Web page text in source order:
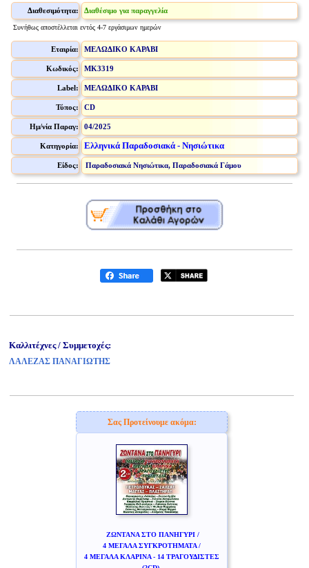
Διαθεσιμότητα: Διαθέσιμο για παραγγελία
Συνήθως αποστέλλεται εντός 4-7 εργάσιμων ημερών
Εταιρία: ΜΕΛΩΔΙΚΟ ΚΑΡΑΒΙ
Κωδικός: MK3319
Label: ΜΕΛΩΔΙΚΟ ΚΑΡΑΒΙ
Τύπος: CD
Ημ/νία Παραγ: 04/2025
Κατηγορία: Ελληνικά Παραδοσιακά - Νησιώτικα
Είδος: Παραδοσιακά Νησιώτικα, Παραδοσιακά Γάμου
Καλλιτέχνες / Συμμετοχές:
ΛΑΛΕΖΑΣ ΠΑΝΑΓΙΩΤΗΣ
Σας Προτείνουμε ακόμα:
ΖΩΝΤΑΝΑ ΣΤΟ ΠΑΝΗΓΥΡΙ /
4 ΜΕΓΑΛΑ ΣΥΓΚΡΟΤΗΜΑΤΑ /
4 ΜΕΓΑΛΑ ΚΛΑΡΙΝΑ - 14 ΤΡΑΓΟΥΔΙΣΤΕΣ